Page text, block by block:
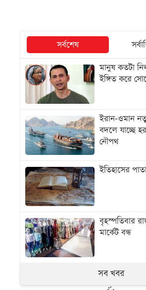
সর্বশেষ
মানুষ কতটা
ইঙ্গিত করে
ইরান-ওমান
বদলে যাচ্ছে
নৌপথ
ইতিহাসের
বৃহস্পতিবার
মার্কেট বন্ধ
সব খবর